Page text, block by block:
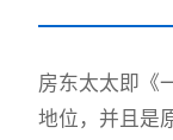
房东太太即《
地位，并且是